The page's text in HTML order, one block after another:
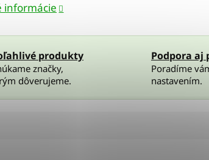
informácie
produkty
značky,
dôverujeme.
Podpora aj
Poradíme
nastavením.